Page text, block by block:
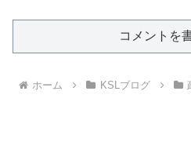
コメントを
ホーム KSLブログ